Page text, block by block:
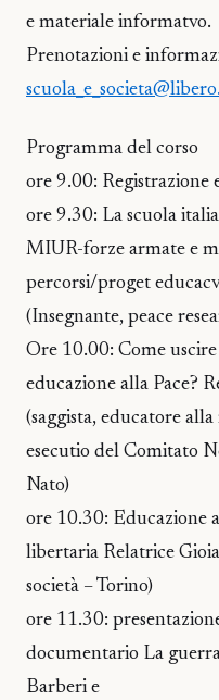
e materiale informatvo.
Prenotazioni e
Programma del corso
ore 9.00: Registrazione
ore 9.30: La scuola
MIUR-forze armate e
percorsi/proget
(Insegnante, peace
Ore 10.00: Come
educazione alla Pace?
(saggista, educatore
esecutio del Comitato
Nato)
ore 10.30: Educazione
libertaria Relatrice
società – Torino)
ore 11.30:
documentario La
Barberi e